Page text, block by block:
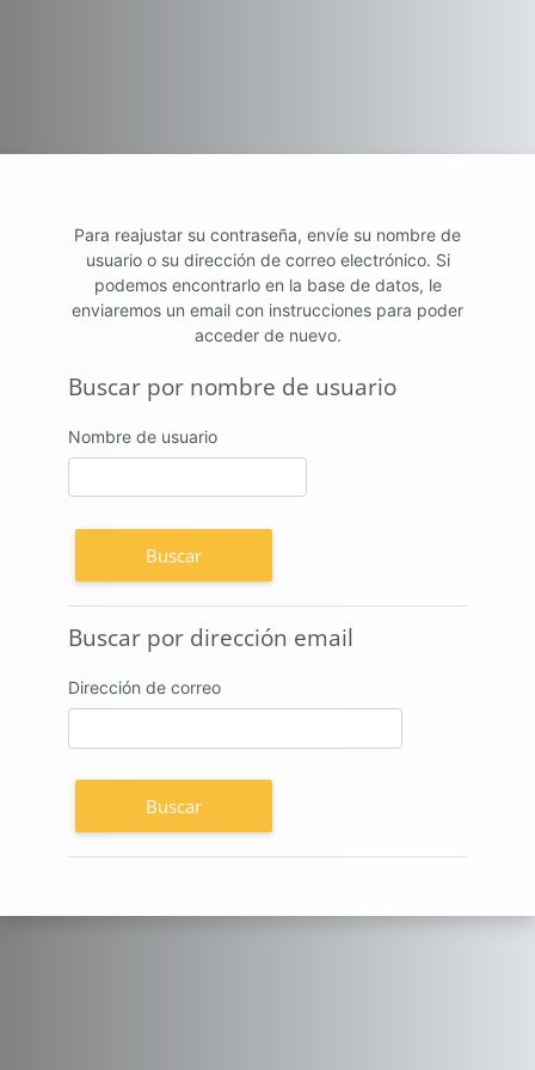
Para reajustar su contraseña, envíe su nombre de
usuario o su dirección de correo electrónico. Si
podemos encontrarlo en la base de datos, le
enviaremos un email con instrucciones para poder
acceder de nuevo.
Buscar por nombre de usuario
Buscar por nombre de usuario
Nombre de usuario
Buscar por dirección email
Buscar por dirección email
Dirección de correo